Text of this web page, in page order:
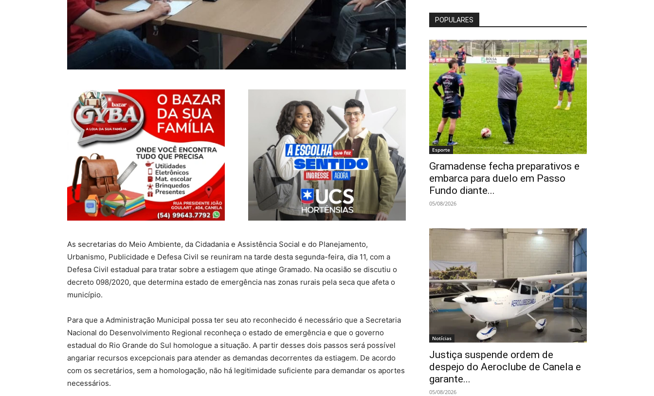
As secretarias do Meio Ambiente, da Cidadania e Assistência Social e do Planejamento,
Urbanismo, Publicidade e Defesa Civil se reuniram na tarde desta segunda-feira, dia 11, com a
Defesa Civil estadual para tratar sobre a estiagem que atinge Gramado. Na ocasião se discutiu o
decreto 098/2020, que determina estado de emergência nas zonas rurais pela seca que afeta o
município.
Para que a Administração Municipal possa ter seu ato reconhecido é necessário que a Secretaria
Nacional do Desenvolvimento Regional reconheça o estado de emergência e que o governo
estadual do Rio Grande do Sul homologue a situação. A partir desses dois passos será possível
angariar recursos excepcionais para atender as demandas decorrentes da estiagem. De acordo
com os secretários, sem a homologação, não há legitimidade suficiente para demandar os aportes
necessários.
POPULARES
Esporte
Gramadense fecha preparativos e
embarca para duelo em Passo
Fundo diante...
05/08/2026
Notícias
Justiça suspende ordem de
despejo do Aeroclube de Canela e
garante...
05/08/2026